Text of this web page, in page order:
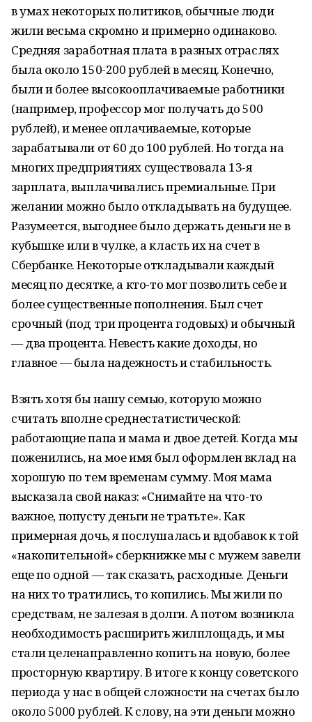
в умах некоторых политиков, обычные люди
жили весьма скромно и примерно одинаково.
Средняя заработная плата в разных отраслях
была около 150-200 рублей в месяц. Конечно,
были и более высокооплачиваемые работники
(например, профессор мог получать до 500
рублей), и менее оплачиваемые, которые
зарабатывали от 60 до 100 рублей. Но тогда на
многих предприятиях существовала 13-я
зарплата, выплачивались премиальные. При
желании можно было откладывать на будущее.
Разумеется, выгоднее было держать деньги не в
кубышке или в чулке, а класть их на счет в
Сбербанке. Некоторые откладывали каждый
месяц по десятке, а кто-то мог позволить себе и
более существенные пополнения. Был счет
срочный (под три процента годовых) и обычный
— два процента. Невесть какие доходы, но
главное — была надежность и стабильность.
Взять хотя бы нашу семью, которую можно
считать вполне среднестатистической:
работающие папа и мама и двое детей. Когда мы
поженились, на мое имя был оформлен вклад на
хорошую по тем временам сумму. Моя мама
высказала свой наказ: «Снимайте на что-то
важное, попусту деньги не тратьте». Как
примерная дочь, я послушалась и вдобавок к той
«накопительной» сберкнижке мы с мужем завели
еще по одной — так сказать, расходные. Деньги
на них то тратились, то копились. Мы жили по
средствам, не залезая в долги. А потом возникла
необходимость расширить жилплощадь, и мы
стали целенаправленно копить на новую, более
просторную квартиру. В итоге к концу советского
периода у нас в общей сложности на счетах было
около 5000 рублей. К слову, на эти деньги можно